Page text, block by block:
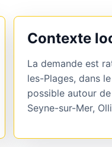
Contexte
La demande est
les-Plages, dans
possible autour
Seyne-sur-Mer,